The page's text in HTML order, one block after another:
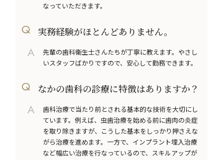
なっていただきます。
実務経験がほとんどありません。
先輩の歯科衛生士さんたちが丁寧に教えます。やさし
いスタッフばかりですので、安心して勤務できます。
なかの歯科の診療に特徴はありますか？
歯科治療で当たり前とされる基本的な技術を大切にし
ています。例えば、虫歯治療を始める前に歯肉の炎症
を取り除きますが、こうした基本をしっかり押さえな
がら治療を進めます。一方で、インプラント埋入治療
など幅広い治療を行なっているので、スキルアップが